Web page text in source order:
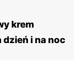
krem
i na noc